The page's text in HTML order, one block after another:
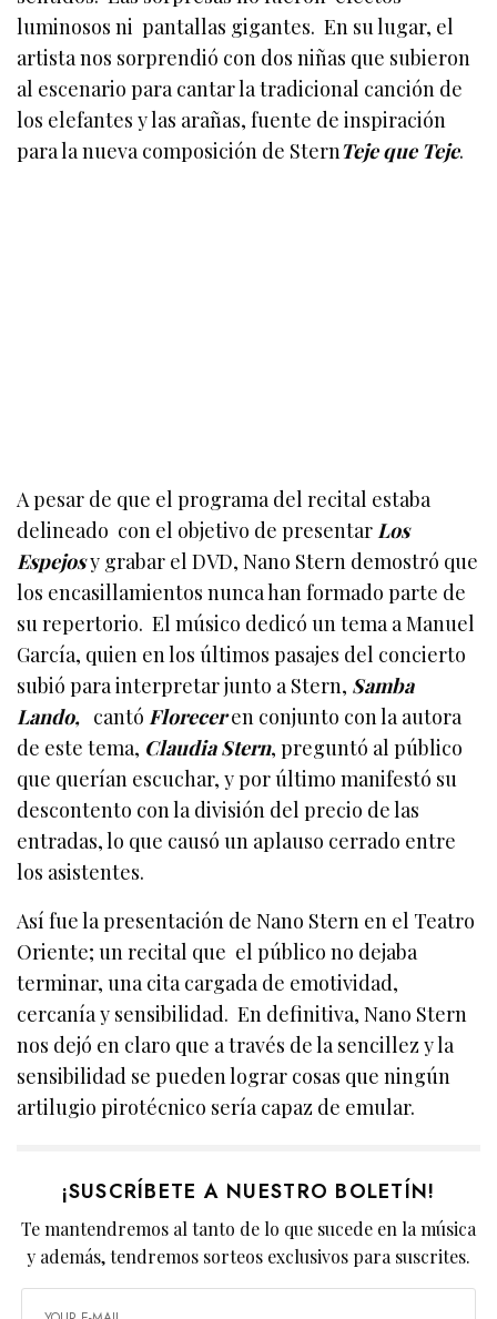
luminosos ni pantallas gigantes. En su lugar, el
artista nos sorprendió con dos niñas que subieron
al escenario para cantar la tradicional canción de
los elefantes y las arañas, fuente de inspiración
para la nueva composición de SternTeje que Teje.
A pesar de que el programa del recital estaba
delineado con el objetivo de presentarLos
Espejosy grabar el DVD, Nano Stern demostró que
los encasillamientos nunca han formado parte de
su repertorio. El músico dedicó un tema a Manuel
García, quien en los últimos pasajes del concierto
subió para interpretar junto a Stern, Samba
Lando, cantóFloreceren conjunto con la autora
de este tema, Claudia Stern, preguntó al público
que querían escuchar, y por último manifestó su
descontento con la división del precio de las
entradas, lo que causó un aplauso cerrado entre
los asistentes.
Así fue la presentación de Nano Stern en el Teatro
Oriente; un recital que el público no dejaba
terminar, una cita cargada de emotividad,
cercanía y sensibilidad. En definitiva, Nano Stern
nos dejó en claro que a través de la sencillez y la
sensibilidad se pueden lograr cosas que ningún
artilugio pirotécnico sería capaz de emular.
¡SUSCRÍBETE A NUESTRO BOLETÍN!
Te mantendremos al tanto de lo que sucede en la música
y además, tendremos sorteos exclusivos para suscrites.